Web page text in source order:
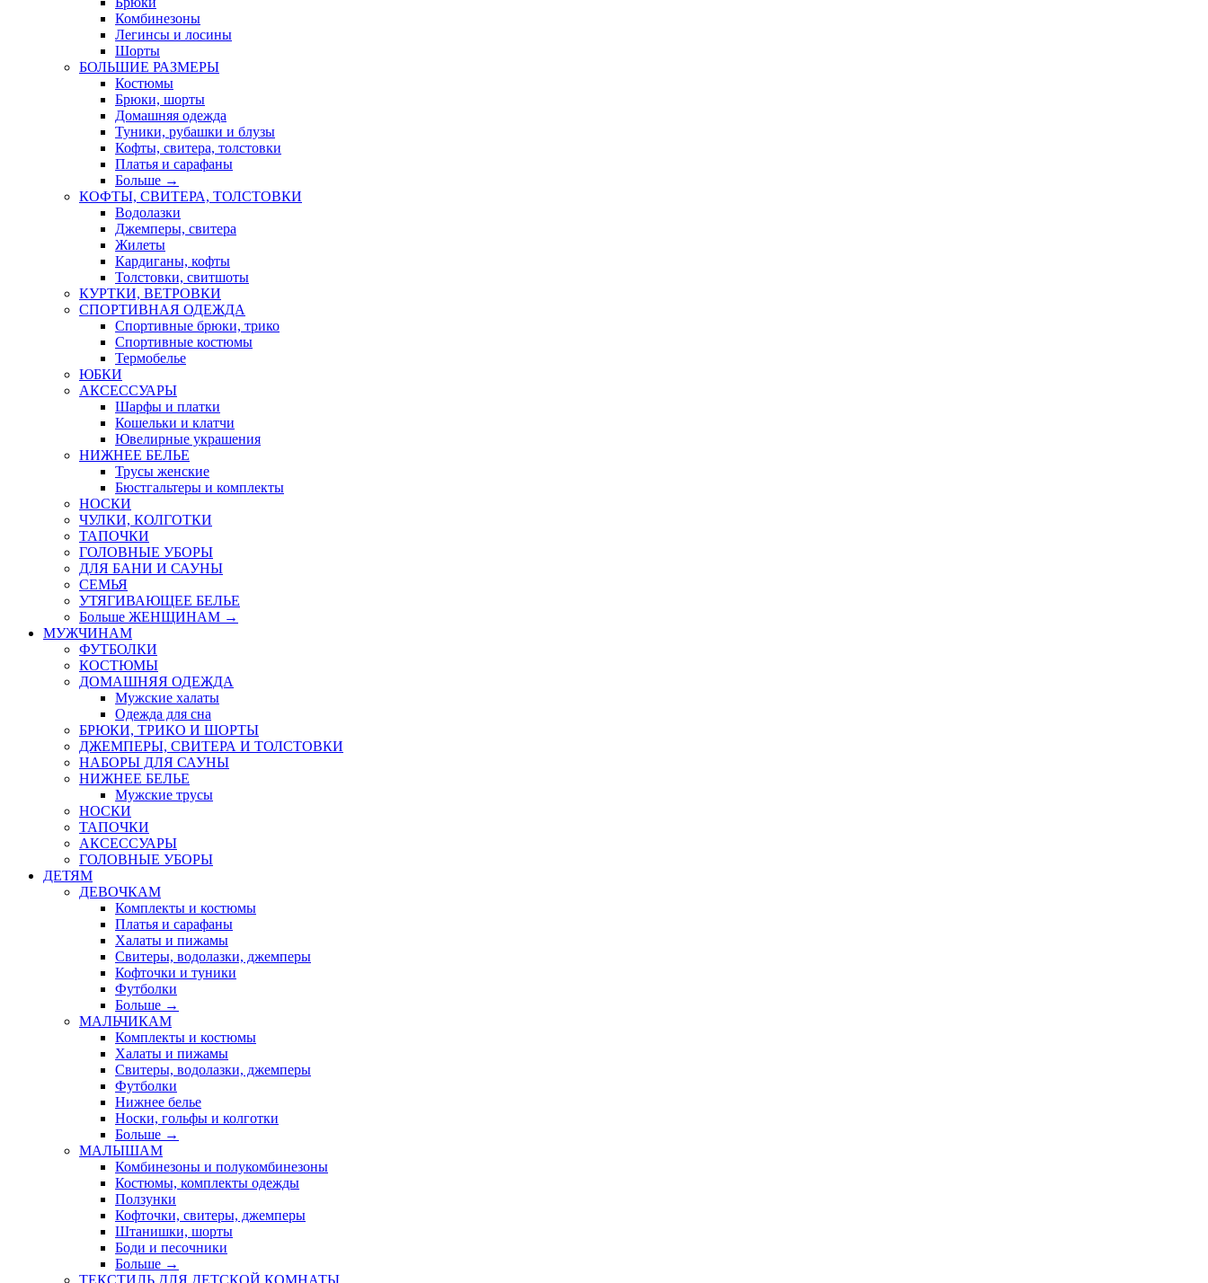
Комбинезоны
Легинсы и лосины
Шорты
БОЛЬШИЕ РАЗМЕРЫ
Костюмы
Брюки, шорты
Домашняя одежда
Туники, рубашки и блузы
Кофты, свитера, толстовки
Платья и сарафаны
Больше →
КОФТЫ, СВИТЕРА, ТОЛСТОВКИ
Водолазки
Джемперы, свитера
Жилеты
Кардиганы, кофты
Толстовки, свитшоты
КУРТКИ, ВЕТРОВКИ
СПОРТИВНАЯ ОДЕЖДА
Спортивные брюки, трико
Спортивные костюмы
Термобелье
ЮБКИ
AКСЕССУАРЫ
Шарфы и платки
Кошельки и клатчи
Ювелирные украшения
НИЖНЕЕ БЕЛЬЕ
Трусы женские
Бюстгальтеры и комплекты
НОСКИ
ЧУЛКИ, КОЛГОТКИ
ТАПОЧКИ
ГОЛОВНЫЕ УБОРЫ
ДЛЯ БАНИ И САУНЫ
СЕМЬЯ
УТЯГИВАЮЩЕЕ БЕЛЬЕ
Больше ЖЕНЩИНАМ →
МУЖЧИНАМ
ФУТБОЛКИ
КОСТЮМЫ
ДОМАШНЯЯ ОДЕЖДА
Мужские халаты
Одежда для сна
БРЮКИ, ТРИКО И ШОРТЫ
ДЖЕМПЕРЫ, СВИТЕРА И ТОЛСТОВКИ
НАБОРЫ ДЛЯ САУНЫ
НИЖНЕЕ БЕЛЬЕ
Мужские трусы
НОСКИ
ТАПОЧКИ
АКСЕССУАРЫ
ГОЛОВНЫЕ УБОРЫ
ДЕТЯМ
ДЕВОЧКАМ
Комплекты и костюмы
Платья и сарафаны
Халаты и пижамы
Свитеры, водолазки, джемперы
Кофточки и туники
Футболки
Больше →
МАЛЬЧИКАМ
Комплекты и костюмы
Халаты и пижамы
Свитеры, водолазки, джемперы
Футболки
Нижнее белье
Носки, гольфы и колготки
Больше →
МАЛЫШАМ
Комбинезоны и полукомбинезоны
Костюмы, комплекты одежды
Ползунки
Кофточки, свитеры, джемперы
Штанишки, шорты
Боди и песочники
Больше →
ТЕКСТИЛЬ ДЛЯ ДЕТСКОЙ КОМНАТЫ